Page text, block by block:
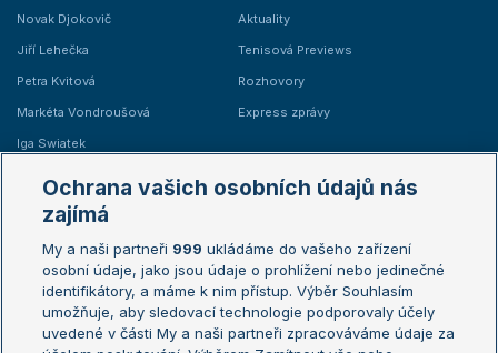
Novak Djokovič
Jiří Lehečka
Petra Kvitová
Markéta Vondroušová
Iga Swiatek
Aktuality
Tenisová Previews
Rozhovory
Express zprávy
Žebříčky
Žebříček ATP (muži)
Žebříček WTA (ženy)
Sázkařský žebříček
Australian Open
French Open
Wimbledon
US Open
Ochrana vašich osobních údajů nás
zajímá
My a naši partneři 999 ukládáme do vašeho zařízení
osobní údaje, jako jsou údaje o prohlížení nebo jedinečné
identifikátory, a máme k nim přístup. Výběr Souhlasím
umožňuje, aby sledovací technologie podporovaly účely
uvedené v části My a naši partneři zpracováváme údaje za